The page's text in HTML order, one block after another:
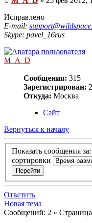
Исправлено
E-mail:
Skype: pavel_16rus
M_A_D
Сообщения: 315
Зарегистрирован:
Откуда: Москва
Сайт
Вернуться к началу
Показать сообщения за:
сортировки
Ответить
Новая тема
Сообщений: 2 » Страница